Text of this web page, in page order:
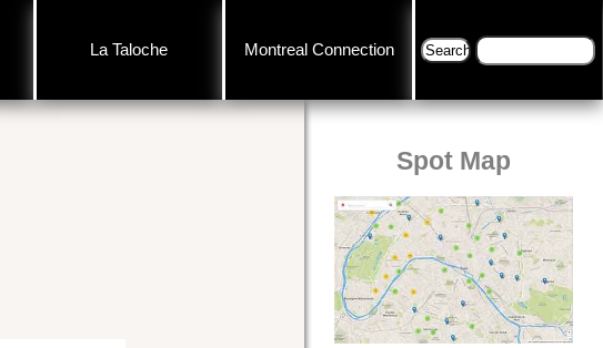
La Taloche Montreal Connection
Spot Map